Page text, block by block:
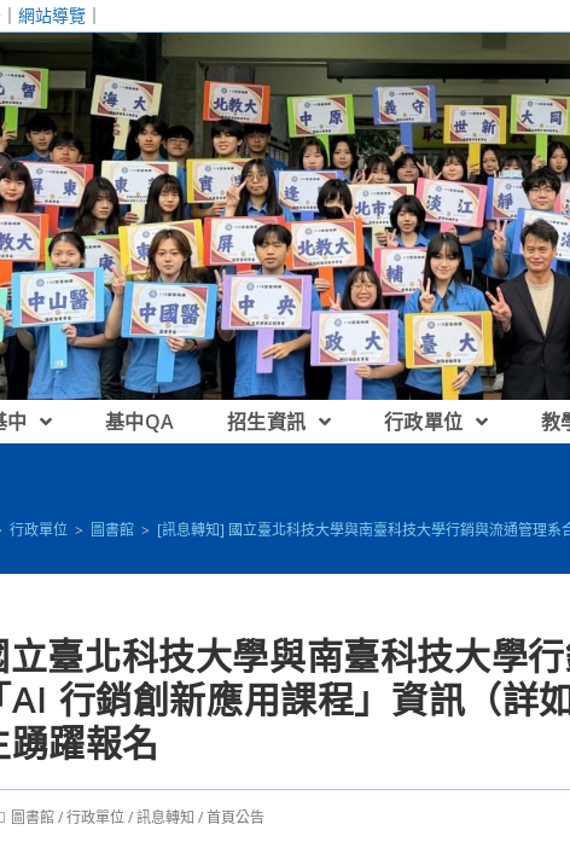
｜ 網站導覽 ｜
中 基中QA 招生資訊 行政單位 教
行政單位 > 圖書館 > [訊息轉知] 國立臺北科技大學與南臺科技大學行銷與流通管理
臺北科技大學與南臺科技大學
行銷創新應用課程」資訊（詳
躍報名
圖書館/行政單位/訊息轉知 /首頁公告